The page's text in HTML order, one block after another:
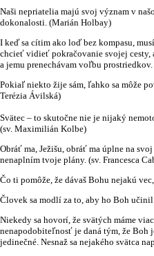
Naši nepriatelia majú svoj význam v
dokonalosti. (Marián Holbay)
I keď sa cítim ako loď bez kompasu,
chcieť vidieť pokračovanie svojej cesty,
a jemu prenechávam voľbu
Pokiaľ niekto žije sám, ľahko sa môže
Terézia Ávilská)
Svätec – to skutočne nie je nijaký
(sv. Maximilián Kolbe)
Obráť ma, Ježišu, obráť ma úplne na
nenaplním tvoje plány. (sv. Francesca
Čo ti pomôže, že dávaš Bohu nejakú
Človek sa modlí za to, aby ho Boh
Niekedy sa hovorí, že svätých máme
nenapodobiteľnosť je daná tým, že Boh
jedinečné. Nesnaž sa nejakého svätca